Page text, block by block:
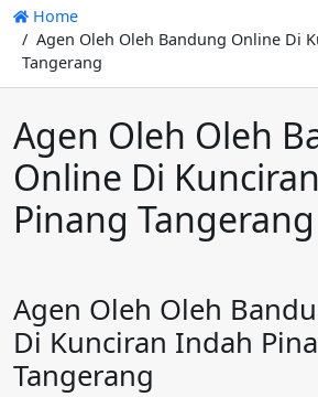
Home
Agen Oleh Oleh Bandung Online Di
Tangerang
Agen Oleh Oleh
Online Di
Pinang Tangerang
Agen Oleh Oleh
Di Kunciran Indah
Tangerang